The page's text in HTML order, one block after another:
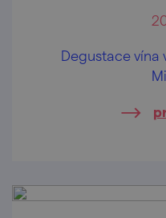
Degustace vína